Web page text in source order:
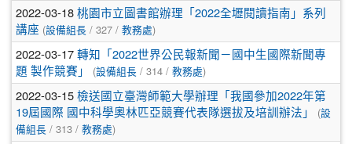
2022-03-18 桃園市立圖書館辦理「2022全壢閱讀指南」系列
講座 (設備組長 / 327 / 教務處)
2022-03-17 轉知「2022世界公民報新聞－國中生國際新聞專
題 製作競賽」
(設備組長 / 314 / 教務處)
2022-03-15 檢送國立臺灣師範大學辦理「我國參加2022年第
19屆國際 國中科學奧林匹亞競賽代表隊選拔及培訓辦法」
(設
備組長 / 313 / 教務處)